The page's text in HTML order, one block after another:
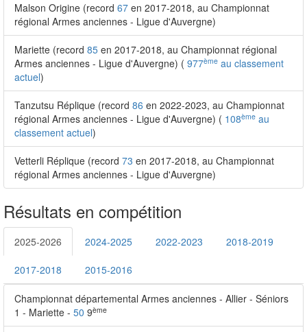
Malson Origine (record 67 en 2017-2018, au Championnat
régional Armes anciennes - Ligue d'Auvergne)
Mariette (record 85 en 2017-2018, au Championnat régional
Armes anciennes - Ligue d'Auvergne) ( 977ème au classement
actuel)
Tanzutsu Réplique (record 86 en 2022-2023, au Championnat
régional Armes anciennes - Ligue d'Auvergne) ( 108ème au
classement actuel)
Vetterli Réplique (record 73 en 2017-2018, au Championnat
régional Armes anciennes - Ligue d'Auvergne)
Résultats en compétition
2025-2026 2024-2025 2022-2023 2018-2019
2017-2018 2015-2016
Championnat départemental Armes anciennes - Allier - Séniors
1 - Mariette - 50 9ème